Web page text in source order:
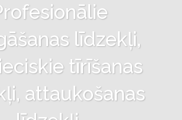
līdzekļi,
tīrīšanas
attaukošanas